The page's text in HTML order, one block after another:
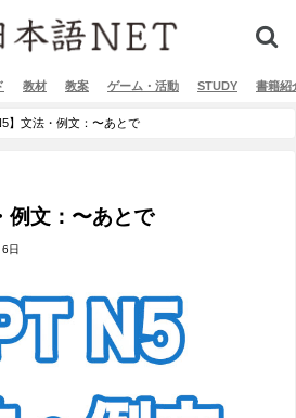
教材 教案 ゲーム・活動 STUDY 書籍紹
】文法・例文：〜あとで
例文：〜あとで
日